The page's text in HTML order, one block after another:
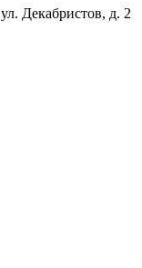
Декабристов, д. 2